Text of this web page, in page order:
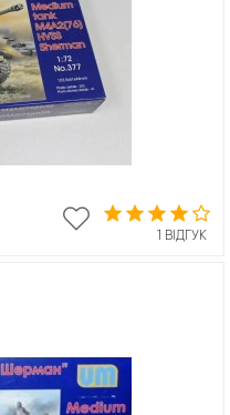
1 ВІДГУК